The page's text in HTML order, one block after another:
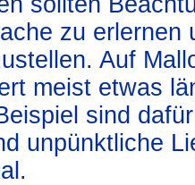
zu erlernen
Auf
meist etwas
sind
unpünktliche